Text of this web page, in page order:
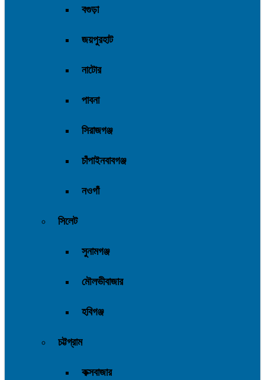
বগুড়া
জয়পুরহাট
নাটোর
পাবনা
সিরাজগঞ্জ
চাঁপাইনবাবগঞ্জ
নওগাঁ
সিলেট
সুনামগঞ্জ
মৌলভীবাজার
হবিগঞ্জ
চট্টগ্রাম
কক্সবাজার